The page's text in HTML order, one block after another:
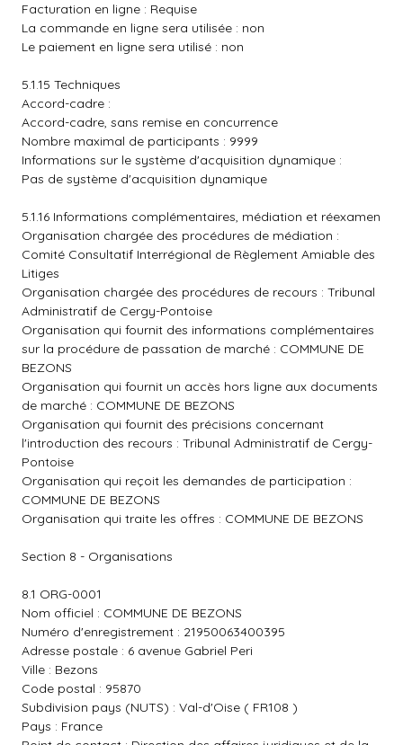
Facturation en ligne : Requise
La commande en ligne sera utilisée : non
Le paiement en ligne sera utilisé : non
5.1.15 Techniques
Accord-cadre :
Accord-cadre, sans remise en concurrence
Nombre maximal de participants : 9999
Informations sur le système d'acquisition dynamique :
Pas de système d'acquisition dynamique
5.1.16 Informations complémentaires, médiation et réexamen
Organisation chargée des procédures de médiation :
Comité Consultatif Interrégional de Règlement Amiable des
Litiges
Organisation chargée des procédures de recours : Tribunal
Administratif de Cergy-Pontoise
Organisation qui fournit des informations complémentaires
sur la procédure de passation de marché : COMMUNE DE
BEZONS
Organisation qui fournit un accès hors ligne aux documents
de marché : COMMUNE DE BEZONS
Organisation qui fournit des précisions concernant
l'introduction des recours : Tribunal Administratif de Cergy-
Pontoise
Organisation qui reçoit les demandes de participation :
COMMUNE DE BEZONS
Organisation qui traite les offres : COMMUNE DE BEZONS
Section 8 - Organisations
8.1 ORG-0001
Nom officiel : COMMUNE DE BEZONS
Numéro d'enregistrement : 21950063400395
Adresse postale : 6 avenue Gabriel Peri
Ville : Bezons
Code postal : 95870
Subdivision pays (NUTS) : Val-d'Oise ( FR108 )
Pays : France